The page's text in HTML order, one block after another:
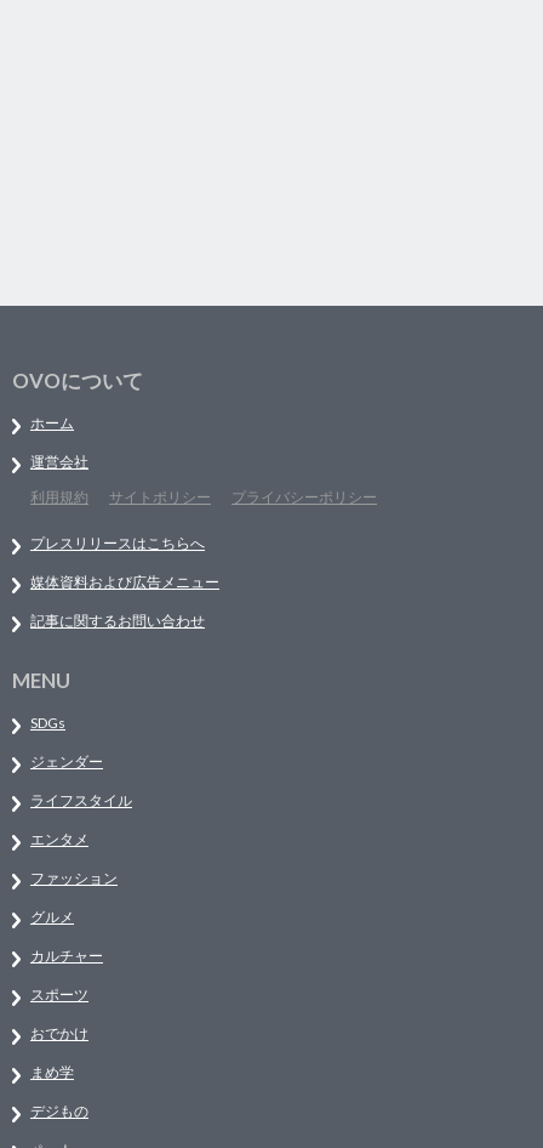
OVOについて
ホーム
運営会社
利用規約
サイトポリシー プライバシーポリシー
プレスリリースはこちらへ
媒体資料および広告メニュー
記事に関するお問い合わせ
MENU
SDGs
ジェンダー
ライフスタイル
エンタメ
ファッション
グルメ
カルチャー
スポーツ
おでかけ
まめ学
デジもの